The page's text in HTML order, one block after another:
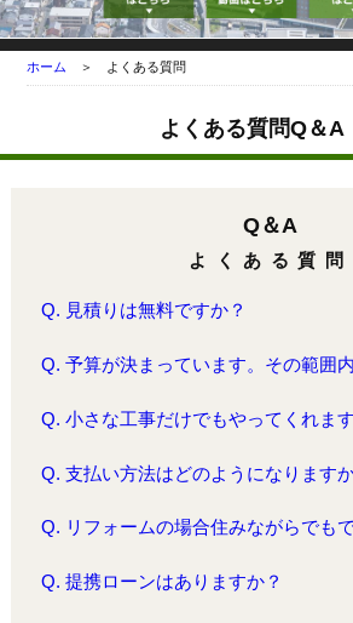
ホーム ＞ よくある質問
よくある質問Q＆A
Q＆A
よくある質問
Q. 見積りは無料ですか？
Q. 予算が決まっています。その範囲
Q. 小さな工事だけでもやってくれま
Q. 支払い方法はどのようになります
Q. リフォームの場合住みながらでも
Q. 提携ローンはありますか？